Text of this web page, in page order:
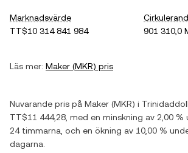
Marknadsvärde
TT$10 314 841 984
901 310,0
Läs mer: Maker (MKR) pris
Nuvarande pris på Maker (MKR) i
TT$11 444,28 , med en minskning av 2,00 %
24 timmarna, och en ökning av 10,00 %
dagarna.